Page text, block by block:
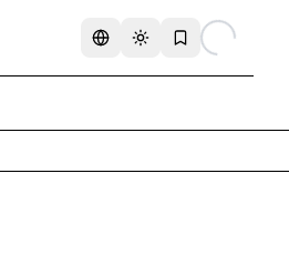
Changer de langue
Changer de thème